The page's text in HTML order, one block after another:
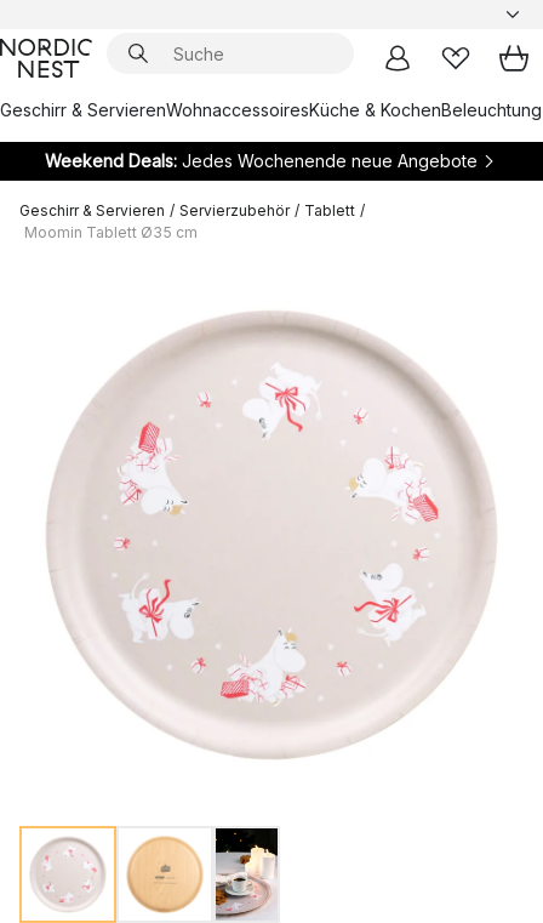
Geschirr & ServierenWohnaccessoiresKüche & KochenBeleuchtung
Weekend Deals:Jedes Wochenende neue Angebote
Geschirr & Servieren / Servierzubehör / Tablett /
Moomin Tablett Ø35 cm